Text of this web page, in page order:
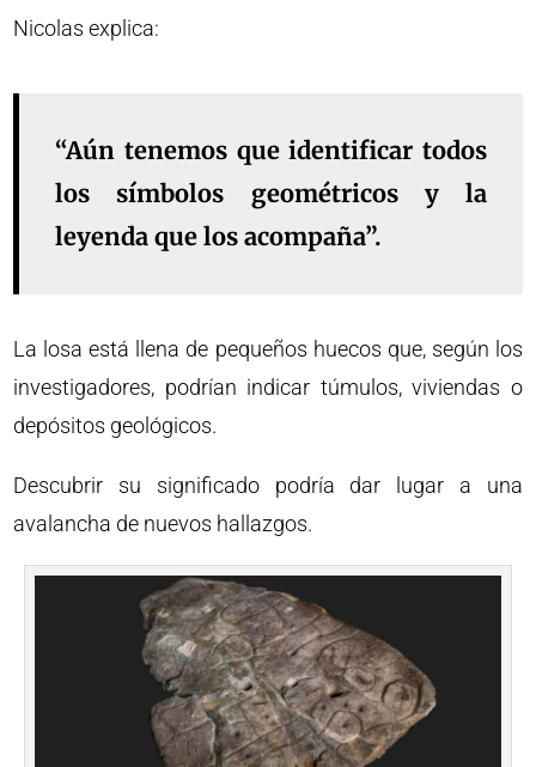
Nicolas explica:
“Aún tenemos que identificar todos
los símbolos geométricos y la
leyenda que los acompaña”.
La losa está llena de pequeños huecos que, según los
investigadores, podrían indicar túmulos, viviendas o
depósitos geológicos.
Descubrir su significado podría dar lugar a una
avalancha de nuevos hallazgos.